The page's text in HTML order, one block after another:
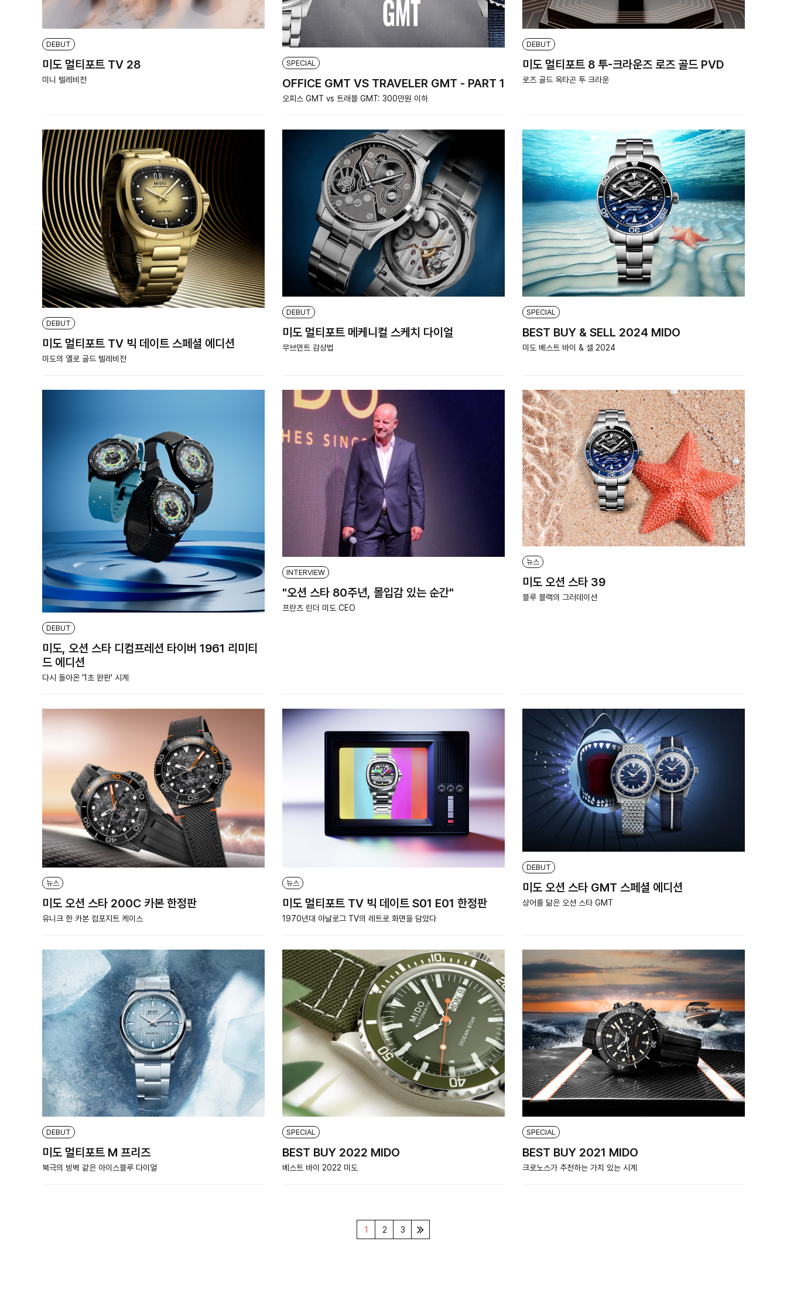
DEBUT
미도 멀티포트 TV 28
미니 텔레비전
SPECIAL
OFFICE GMT VS TRAVELER GMT - PART 1
오피스 GMT vs 트래블 GMT: 300만원 이하
DEBUT
미도 멀티포트 8 투-크라운즈 로즈 골드 PVD
로즈 골드 옥타곤 투 크라운
DEBUT
미도 멀티포트 TV 빅 데이트 스페셜 에디션
미도의 옐로 골드 텔레비전
DEBUT
미도 멀티포트 메케니컬 스케치 다이얼
무브먼트 감상법
SPECIAL
BEST BUY & SELL 2024 MIDO
미도 베스트 바이 & 셀 2024
DEBUT
미도, 오션 스타 디컴프레션 타이버 1961 리미티
드 에디션
다시 돌아온 '1초 완판' 시계
INTERVIEW
"오션 스타 80주년, 몰입감 있는 순간"
프란츠 린더 미도 CEO
뉴스
미도 오션 스타 39
블루 블랙의 그러데이션
뉴스
미도 오션 스타 200C 카본 한정판
유니크 한 카본 컴포지트 케이스
뉴스
미도 멀티포트 TV 빅 데이트 S01 E01 한정판
1970년대 아날로그 TV의 레트로 화면을 담았다
DEBUT
미도 오션 스타 GMT 스페셜 에디션
상어를 닮은 오션 스타 GMT
DEBUT
미도 멀티포트 M 프리즈
북극의 빙벽 같은 아이스블루 다이얼
SPECIAL
BEST BUY 2022 MIDO
베스트 바이 2022 미도
SPECIAL
BEST BUY 2021 MIDO
크로노스가 추천하는 가치 있는 시계
1 2 3